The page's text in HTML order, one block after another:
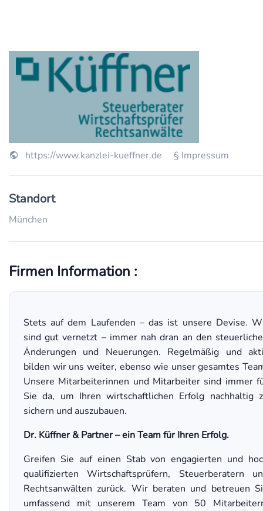
https://www.kanzlei-kueffner.de § Impressum
Standort
München
Firmen Information :
Stets auf dem Laufenden – das ist unsere Devise.
sind gut vernetzt – immer nah dran an den
Änderungen und Neuerungen. Regelmäßig und
bilden wir uns weiter, ebenso wie unser gesamtes
Unsere Mitarbeiterinnen und Mitarbeiter sind immer
Sie da, um Ihren wirtschaftlichen Erfolg nachhaltig
sichern und auszubauen.
Dr. Küffner & Partner – ein Team für Ihren Erfolg.
Greifen Sie auf einen Stab von engagierten und
qualifizierten Wirtschaftsprüfern, Steuerberatern
Rechtsanwälten zurück. Wir beraten und betreuen
umfassend mit unserem Team von 50